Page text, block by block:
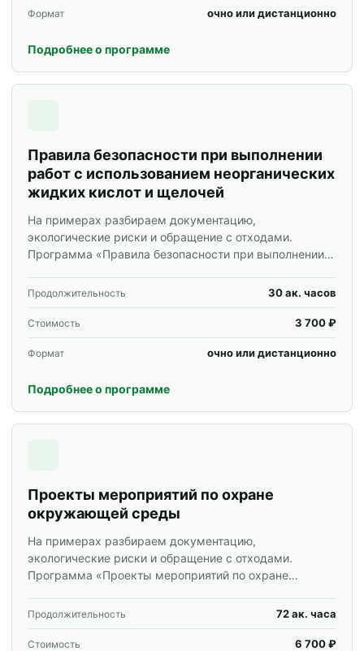
Формат очно или дистанционно
Подробнее о программе
Правила безопасности при выполнении
работ с использованием неорганических
жидких кислот и щелочей
На примерах разбираем документацию,
экологические риски и обращение с отходами.
Программа «Правила безопасности при выполнении
кислот и щелочей» для специалистов и
корпоративных групп.
Продолжительность 30 ак. часов
Стоимость 3 700 ₽
Формат очно или дистанционно
Подробнее о программе
Проекты мероприятий по охране
окружающей среды
На примерах разбираем документацию,
экологические риски и обращение с отходами.
Программа «Проекты мероприятий по охране
корпоративных групп.
Продолжительность 72 ак. часа
Стоимость 6 700 ₽